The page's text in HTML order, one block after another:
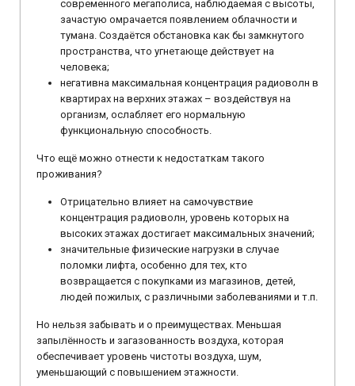
современного мегаполиса, наблюдаемая с высоты,
зачастую омрачается появлением облачности и
тумана. Создаётся обстановка как бы замкнутого
пространства, что угнетающе действует на
человека;
негативна максимальная концентрация радиоволн в
квартирах на верхних этажах – воздействуя на
организм, ослабляет его нормальную
функциональную способность.
Что ещё можно отнести к недостаткам такого
проживания?
Отрицательно влияет на самочувствие
концентрация радиоволн, уровень которых на
высоких этажах достигает максимальных значений;
значительные физические нагрузки в случае
поломки лифта, особенно для тех, кто
возвращается с покупками из магазинов, детей,
людей пожилых, с различными заболеваниями и т.п.
Но нельзя забывать и о преимуществах. Меньшая
запылённость и загазованность воздуха, которая
обеспечивает уровень чистоты воздуха, шум,
уменьшающий с повышением этажности.